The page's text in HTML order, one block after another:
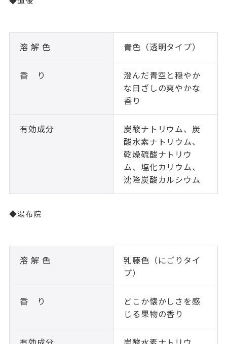
溶 解 色 青色（透明タイプ）
香 り
澄んだ青空と穏やか
な日ざしの爽やかな
香り
有効成分
炭酸ナトリウム、炭
酸水素ナトリウム、
乾燥硫酸ナトリウ
ム、塩化カリウム、
沈降炭酸カルシウム
◆湯布院
溶 解 色
乳藤色（にごりタイ
プ）
香 り
どこか懐かしさを感
じる果物の香り